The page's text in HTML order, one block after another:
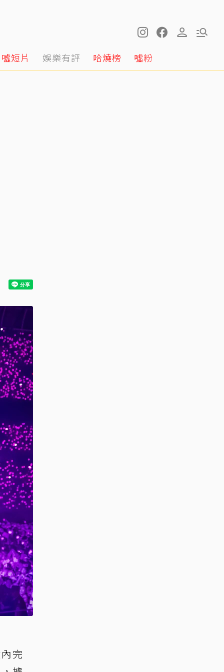
噓短片 娛樂有評 哈燒榜 噓粉
完